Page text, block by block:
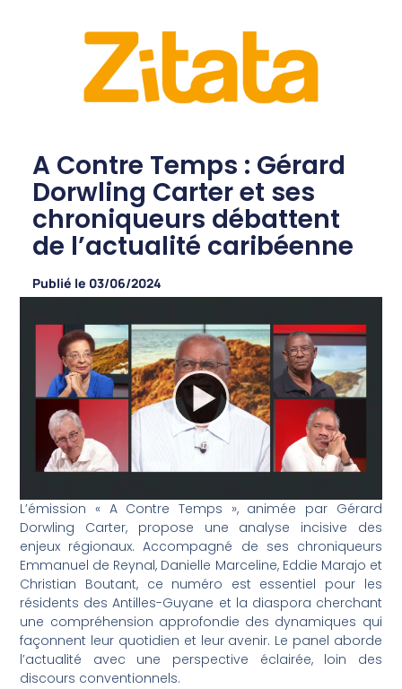
A Contre Temps : Gérard
Dorwling Carter et ses
chroniqueurs débattent
de l’actualité caribéenne
Publié le 03/06/2024
L’émission « A Contre Temps », animée par Gérard
Dorwling Carter, propose une analyse incisive des
enjeux régionaux. Accompagné de ses chroniqueurs
Emmanuel de Reynal, Danielle Marceline, Eddie Marajo et
Christian Boutant, ce numéro est essentiel pour les
résidents des Antilles-Guyane et la diaspora cherchant
une compréhension approfondie des dynamiques qui
façonnent leur quotidien et leur avenir. Le panel aborde
l’actualité avec une perspective éclairée, loin des
discours conventionnels.